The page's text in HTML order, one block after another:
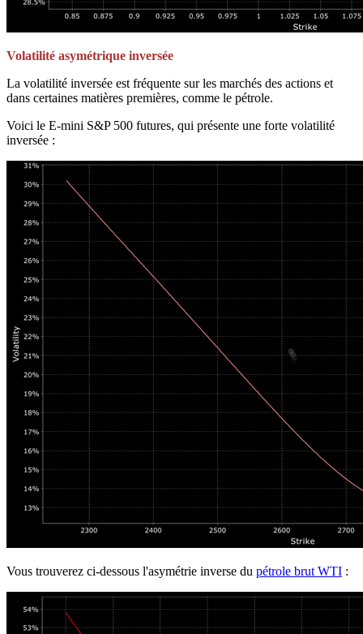
Volatilité asymétrique inversée
La volatilité inversée est fréquente sur les marchés des actions et
dans certaines matières premières, comme le pétrole.
Voici le E-mini S&P 500 futures, qui présente une forte volatilité
inversée :
Vous trouverez ci-dessous l'asymétrie inverse du pétrole brut WTI :